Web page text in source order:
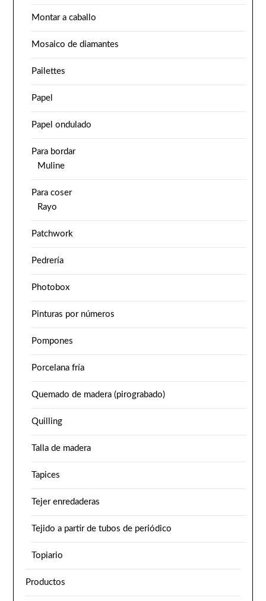
Montar a caballo
Mosaico de diamantes
Pailettes
Papel
Papel ondulado
Para bordar
Muline
Para coser
Rayo
Patchwork
Pedrería
Photobox
Pinturas por números
Pompones
Porcelana fría
Quemado de madera (pirograbado)
Quilling
Talla de madera
Tapices
Tejer enredaderas
Tejido a partir de tubos de periódico
Topiario
Productos